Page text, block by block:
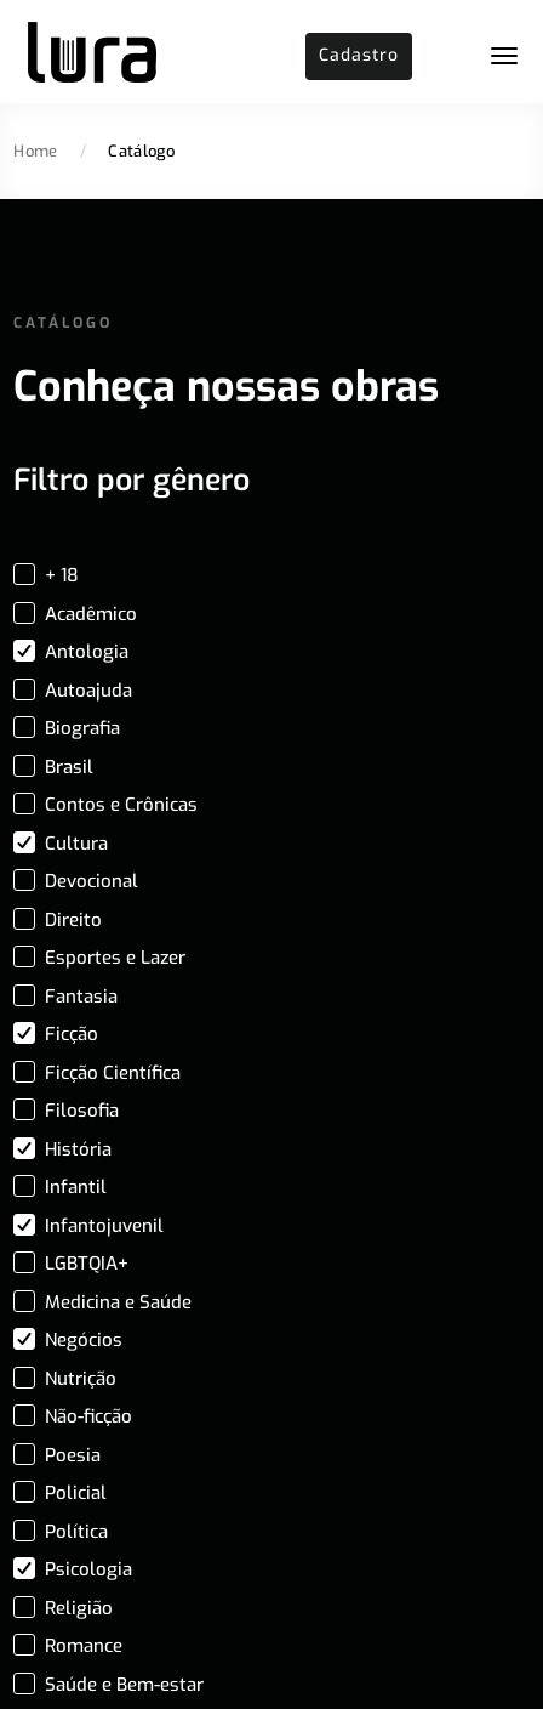
Cadastro
Home / Catálogo
CATÁLOGO
Conheça nossas obras
Filtro por gênero
+ 18
Acadêmico
Antologia
Autoajuda
Biografia
Brasil
Contos e Crônicas
Cultura
Devocional
Direito
Esportes e Lazer
Fantasia
Ficção
Ficção Científica
Filosofia
História
Infantil
Infantojuvenil
LGBTQIA+
Medicina e Saúde
Negócios
Nutrição
Não-ficção
Poesia
Policial
Política
Psicologia
Religião
Romance
Saúde e Bem-estar